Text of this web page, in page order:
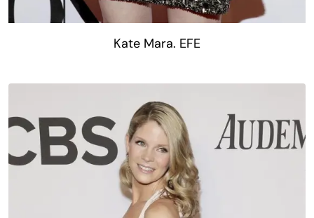
Kate Mara. EFE